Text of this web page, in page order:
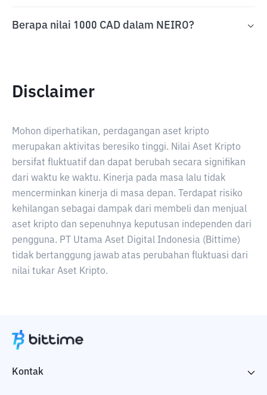
Berapa nilai 1000 CAD dalam NEIRO?
Disclaimer
Mohon diperhatikan, perdagangan aset kripto
merupakan aktivitas beresiko tinggi. Nilai Aset Kripto
bersifat fluktuatif dan dapat berubah secara signifikan
dari waktu ke waktu. Kinerja pada masa lalu tidak
mencerminkan kinerja di masa depan. Terdapat risiko
kehilangan sebagai dampak dari membeli dan menjual
aset kripto dan sepenuhnya keputusan independen dari
pengguna. PT Utama Aset Digital Indonesia (Bittime)
tidak bertanggung jawab atas perubahan fluktuasi dari
nilai tukar Aset Kripto.
Kontak